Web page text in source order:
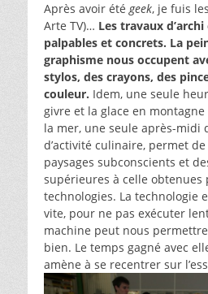
Après avoir étégeek, je fuis
Arte TV)… Les travaux
palpables et concrets. La
graphisme nous occupent
stylos, des crayons, des
couleur. Idem, une seule
givre et la glace en montagne
la mer, une seule après-midi
d’activité culinaire, permet
paysages subconscients et
supérieures à celle obtenues
technologies. La technologie
vite, pour ne pas exécuter
machine peut nous
bien. Le temps gagné avec
amène à se recentrer sur